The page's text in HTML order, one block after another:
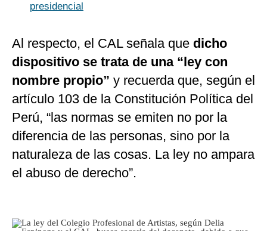
presidencial
Al respecto, el CAL señala que dicho
dispositivo se trata de una “ley con
nombre propio” y recuerda que, según el
artículo 103 de la Constitución Política del
Perú, “las normas se emiten no por la
diferencia de las personas, sino por la
naturaleza de las cosas. La ley no ampara
el abuso de derecho”.